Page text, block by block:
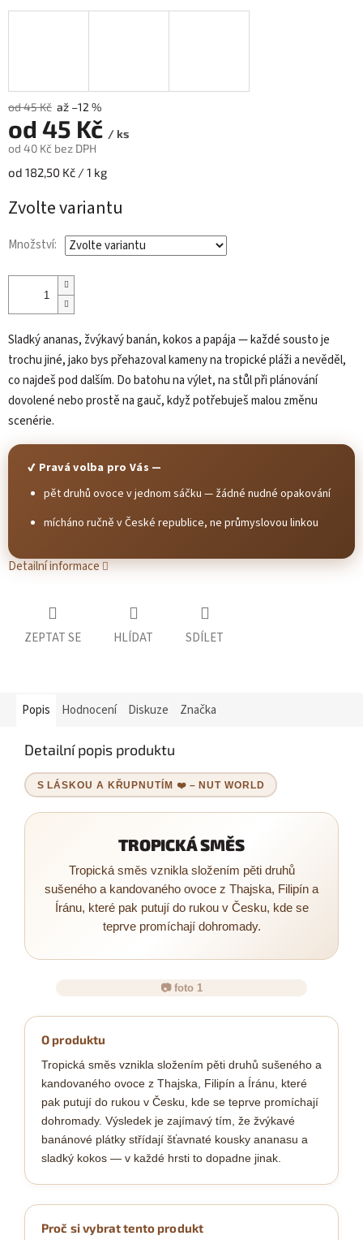
od 45 Kč až –12 %
od 45 Kč / ks
od 40 Kč bez DPH
Měrná
od 182,50 Kč / 1 kg
Zvolte variantu
Množství:
Sladký ananas, žvýkavý banán, kokos a papája — každé sousto je
trochu jiné, jako bys přehazoval kameny na tropické pláži a nevěděl,
co najdeš pod dalším. Do batohu na výlet, na stůl při plánování
dovolené nebo prostě na gauč, když potřebuješ malou změnu
scenérie.
✔ Pravá volba pro Vás —
pět druhů ovoce v jednom sáčku — žádné nudné opakování
mícháno ručně v České republice, ne průmyslovou linkou
Detailní informace
ZEPTAT SE HLÍDAT SDÍLET
Popis Hodnocení Diskuze Značka
Detailní popis produktu
S LÁSKOU A KŘUPNUTÍM ❤️ – NUT WORLD
TROPICKÁ SMĚS
Tropická směs vznikla složením pěti druhů
sušeného a kandovaného ovoce z Thajska, Filipín a
Íránu, které pak putují do rukou v Česku, kde se
teprve promíchají dohromady.
📷 foto 1
O produktu
Tropická směs vznikla složením pěti druhů sušeného a
kandovaného ovoce z Thajska, Filipín a Íránu, které
pak putují do rukou v Česku, kde se teprve promíchají
dohromady. Výsledek je zajímavý tím, že žvýkavé
banánové plátky střídají šťavnaté kousky ananasu a
sladký kokos — v každé hrsti to dopadne jinak.
Proč si vybrat tento produkt